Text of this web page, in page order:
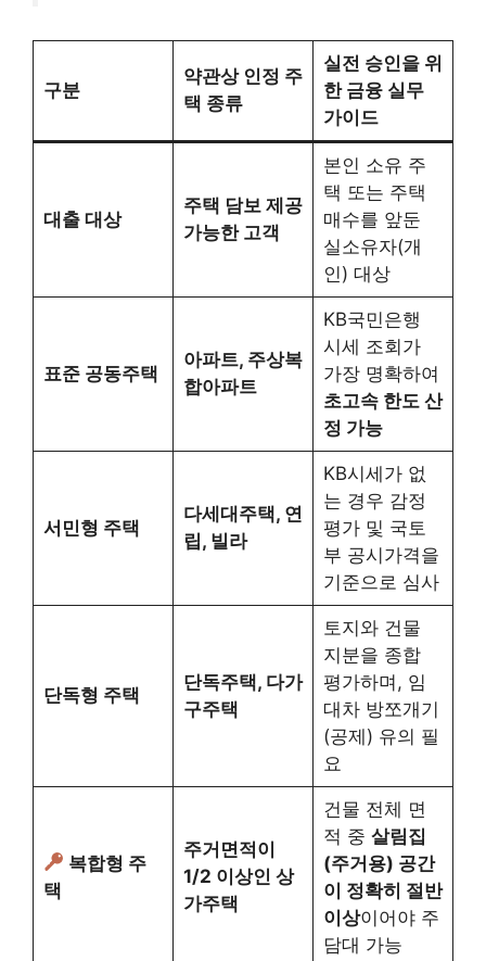
구분
약관상 인정 주
택 종류
실전 승인을 위
한 금융 실무
가이드
대출 대상
주택 담보 제공
가능한 고객
본인 소유 주
택 또는 주택
매수를 앞둔
실소유자(개
인) 대상
표준 공동주택
아파트, 주상복
합아파트
KB국민은행
시세 조회가
가장 명확하여
초고속 한도 산
정 가능
서민형 주택
다세대주택, 연
립, 빌라
KB시세가 없
는 경우 감정
평가 및 국토
부 공시가격을
기준으로 심사
단독형 주택
단독주택, 다가
구주택
토지와 건물
지분을 종합
평가하며, 임
대차 방쪼개기
(공제) 유의 필
요
복합형 주
택
주거면적이
1/2 이상인 상
가주택
건물 전체 면
적 중 살림집
(주거용) 공간
이 정확히 절반
이상이어야 주
담대 가능